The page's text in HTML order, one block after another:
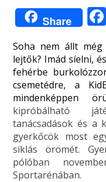
Share
Soha nem állt
lejtők? Imád síelni,
fehérbe
csemetédre, a
mindenképpen
kipróbálható
tanácsadások és a
gyerkőcök most
siklás örömét.
pólóban
Sportarénában.